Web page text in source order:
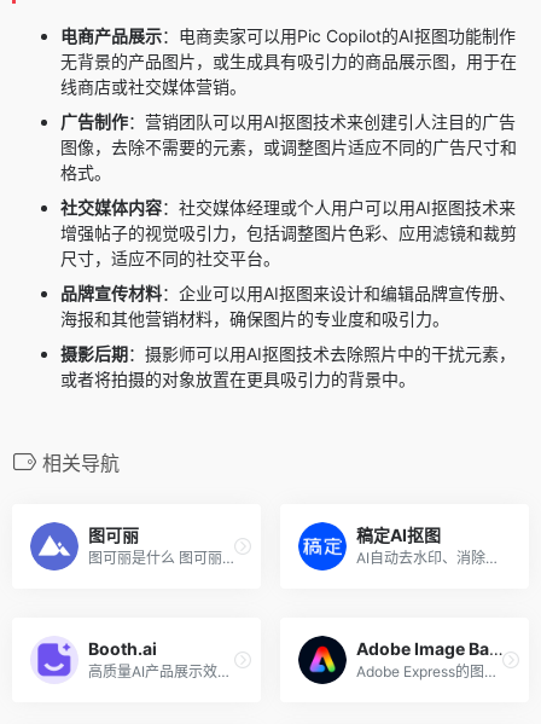
电商产品展示：电商卖家可以用Pic Copilot的AI抠图功能制作
无背景的产品图片，或生成具有吸引力的商品展示图，用于在
线商店或社交媒体营销。
广告制作：营销团队可以用AI抠图技术来创建引人注目的广告
图像，去除不需要的元素，或调整图片适应不同的广告尺寸和
格式。
社交媒体内容：社交媒体经理或个人用户可以用AI抠图技术来
增强帖子的视觉吸引力，包括调整图片色彩、应用滤镜和裁剪
尺寸，适应不同的社交平台。
品牌宣传材料：企业可以用AI抠图来设计和编辑品牌宣传册、
海报和其他营销材料，确保图片的专业度和吸引力。
摄影后期：摄影师可以用AI抠图技术去除照片中的干扰元素，
或者将拍摄的对象放置在更具吸引力的背景中。
相关导航
图可丽
图可丽是什么 图可丽（tukeli...
稿定AI抠图
AI自动去水印、消除背景工具
Booth.ai
高质量AI产品展示效果图生成
Adobe Image Background Remover
Adobe Express的图片背景移除...